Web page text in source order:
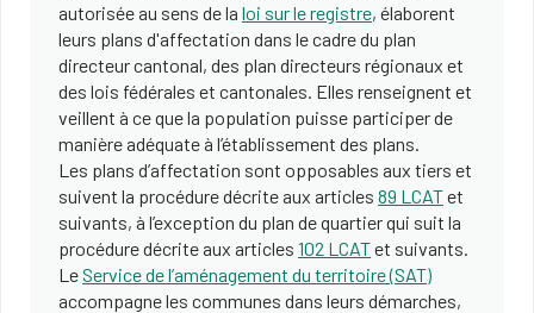
autorisée au sens de la loi sur le registre, élaborent
leurs plans d'affectation dans le cadre du plan
directeur cantonal, des plan directeurs régionaux et
des lois fédérales et cantonales. Elles renseignent et
veillent à ce que la population puisse participer de
manière adéquate à l’établissement des plans.
Les plans d’affectation sont opposables aux tiers et
suivent la procédure décrite aux articles 89 LCATet
suivants, à l’exception du plan de quartier qui suit la
procédure décrite aux articles 102 LCATet suivants.
LeService de l’aménagement du territoire (SAT)
accompagne les communes dans leurs démarches,